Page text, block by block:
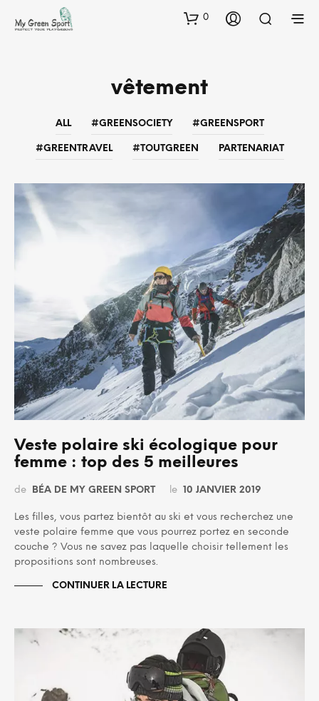
0
vêtement
ALL #GREENSOCIETY #GREENSPORT
#GREENTRAVEL #TOUTGREEN PARTENARIAT
Veste polaire ski écologique pour
femme : top des 5 meilleures
de BÉA DE MY GREEN SPORT le 10 JANVIER 2019
Les filles, vous partez bientôt au ski et vous recherchez une
veste polaire femme que vous pourrez portez en seconde
couche ? Vous ne savez pas laquelle choisir tellement les
propositions sont nombreuses.
CONTINUER LA LECTURE